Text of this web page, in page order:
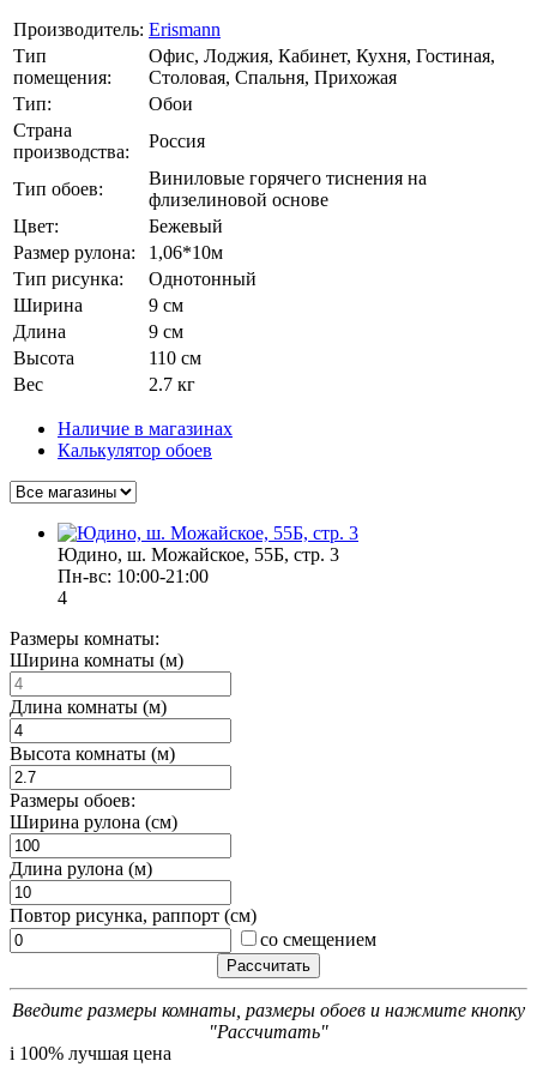
Производитель: Erismann
Тип
помещения:
Офис, Лоджия, Кабинет, Кухня, Гостиная,
Столовая, Спальня, Прихожая
Тип:
Обои
Страна
производства:
Россия
Тип обоев:
Виниловые горячего тиснения на
флизелиновой основе
Цвет:
Бежевый
Размер рулона:
1,06*10м
Тип рисунка:
Однотонный
Ширина
9 см
Длина
9 см
Высота
110 см
Вес
2.7 кг
Наличие в магазинах
Калькулятор обоев
Юдино, ш. Можайское, 55Б, стр. 3
Пн-вс: 10:00-21:00
4
Размеры комнаты:
Ширина комнаты (м)
Длина комнаты (м)
Высота комнаты (м)
Размеры обоев:
Ширина рулона (см)
Длина рулона (м)
Повтор рисунка, раппорт (см)
со смещением
Введите размеры комнаты, размеры обоев и нажмите кнопку
"Рассчитать"
i 100% лучшая цена